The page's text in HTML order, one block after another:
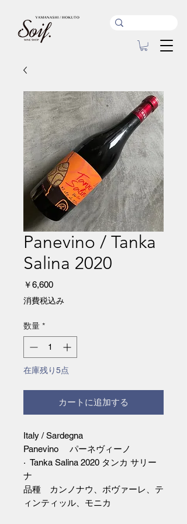
Panevino / Tanka
Salina 2020
￥6,600価
格
消費税込み
数量 *
在庫残り5点
カートに追加する
Italy / Sardegna
Panevino パーネヴィーノ
· Tanka Salina 2020 タンカ サリー
ナ
品種 カンノナウ、ボヴァーレ、テ
ィンティッル、モニカ